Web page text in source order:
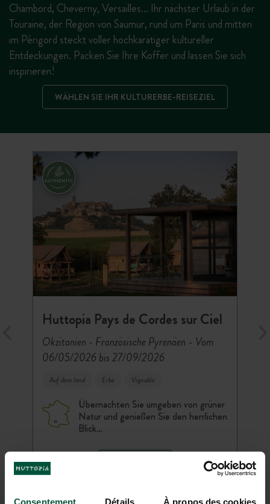
Consentement Détails À propos des cookies
Chambord, Cheverny, Versailles… Ihr nächster Urlaub in der
Touraine, der Region von Saumur, rund um Paris und mitten
im Périgord steckt voller hochkarätiger kultureller
Entdeckungen. Packen Sie Ihre Koffer und lassen Sie sich
inspirieren!
WÄHLEN SIE IHR KULTURERBE-REISEZIEL
Huttopia Pays de Cordes sur Ciel
Okzitanien - Französische Pyrenäen - Vom
06/05/2026 bis 27/09/2026
Auf dem land Erbe Vignoble
Übernachten Sie umgeben von grüner
Natur und genießen Sie den herrlichen
Blick…